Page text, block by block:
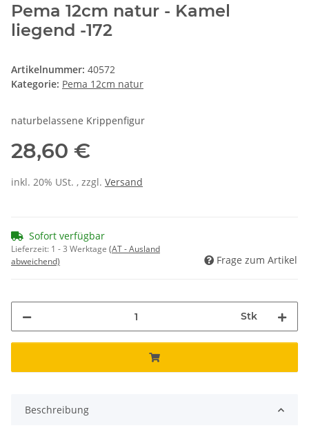
Pema 12cm natur - Kamel
liegend -172
Artikelnummer: 40572
Kategorie: Pema 12cm natur
naturbelassene Krippenfigur
28,60 €
inkl. 20% USt. , zzgl. Versand
Sofort verfügbar
Lieferzeit: 1 - 3 Werktage (AT - Ausland
abweichend)
Frage zum Artikel
Stk
Beschreibung